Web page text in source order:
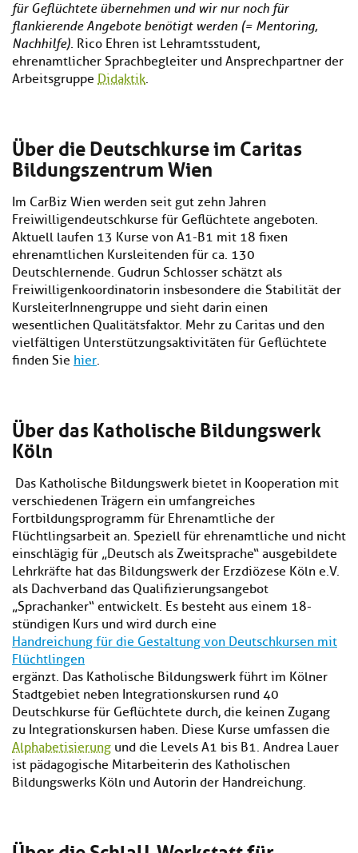
für Geflüchtete übernehmen und wir nur noch für
flankierende Angebote benötigt werden (= Mentoring,
Nachhilfe). Rico Ehren ist Lehramtsstudent,
ehrenamtlicher Sprachbegleiter und Ansprechpartner der
Arbeitsgruppe Didaktik.
Über die Deutschkurse im Caritas
Bildungszentrum Wien
Im CarBiz Wien werden seit gut zehn Jahren
Freiwilligendeutschkurse für Geflüchtete angeboten.
Aktuell laufen 13 Kurse von A1-B1 mit 18 fixen
ehrenamtlichen Kursleitenden für ca. 130
Deutschlernende. Gudrun Schlosser schätzt als
Freiwilligenkoordinatorin insbesondere die Stabilität der
KursleiterInnengruppe und sieht darin einen
wesentlichen Qualitätsfaktor. Mehr zu Caritas und den
vielfältigen Unterstützungsaktivitäten für Geflüchtete
finden Sie hier.
Über das Katholische Bildungswerk
Köln
Das Katholische Bildungswerk bietet in Kooperation mit
verschiedenen Trägern ein umfangreiches
Fortbildungsprogramm für Ehrenamtliche der
Flüchtlingsarbeit an. Speziell für ehrenamtliche und nicht
einschlägig für „Deutsch als Zweitsprache“ ausgebildete
Lehrkräfte hat das Bildungswerk der Erzdiözese Köln e.V.
als Dachverband das Qualifizierungsangebot
„Sprachanker“ entwickelt. Es besteht aus einem 18-
stündigen Kurs und wird durch eine
Handreichung für die Gestaltung von Deutschkursen mit
Flüchtlingen
ergänzt. Das Katholische Bildungswerk führt im Kölner
Stadtgebiet neben Integrationskursen rund 40
Deutschkurse für Geflüchtete durch, die keinen Zugang
zu Integrationskursen haben. Diese Kurse umfassen die
Alphabetisierung und die Levels A1 bis B1. Andrea Lauer
ist pädagogische Mitarbeiterin des Katholischen
Bildungswerks Köln und Autorin der Handreichung.